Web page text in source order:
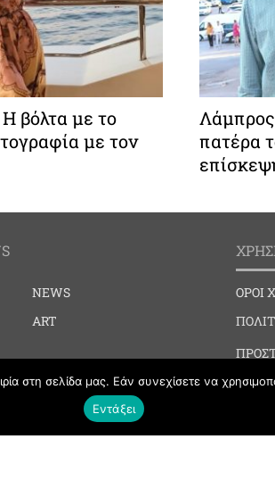
βόλτα με το
με τον
πατέρα
NEWS
ART
ΟΡΟΙ
στη σελίδα μας. Εάν συνεχίσετε να
Εντάξει